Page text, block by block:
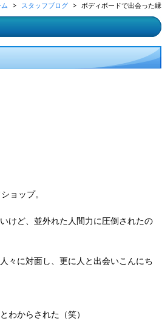
スタッフブログ ボディボードで出会った縁
ョップ。
けど、並外れた人間力に圧倒されたの
々に対面し、更に人と出会いこんにち
わからされた（笑）